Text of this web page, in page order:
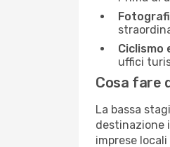
Ciclismo
uffici
Cosa fare
La bassa
destinazione
imprese